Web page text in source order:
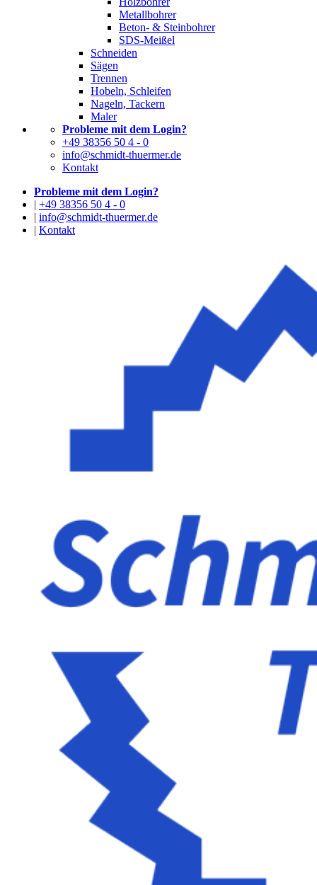
Metallbohrer
Beton- & Steinbohrer
SDS-Meißel
Schneiden
Sägen
Trennen
Hobeln, Schleifen
Nageln, Tackern
Maler
Probleme mit dem Login?
+49 38356 50 4 - 0
info@schmidt-thuermer.de
Kontakt
Probleme mit dem Login?
| +49 38356 50 4 - 0
| info@schmidt-thuermer.de
| Kontakt